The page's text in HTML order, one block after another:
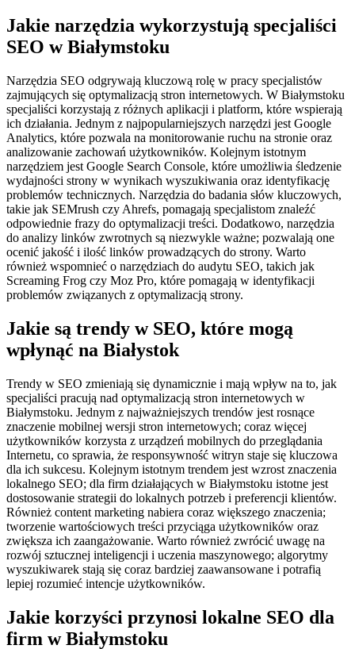
Jakie narzędzia wykorzystują specjaliści
SEO w Białymstoku
Narzędzia SEO odgrywają kluczową rolę w pracy specjalistów
zajmujących się optymalizacją stron internetowych. W Białymstoku
specjaliści korzystają z różnych aplikacji i platform, które wspierają
ich działania. Jednym z najpopularniejszych narzędzi jest Google
Analytics, które pozwala na monitorowanie ruchu na stronie oraz
analizowanie zachowań użytkowników. Kolejnym istotnym
narzędziem jest Google Search Console, które umożliwia śledzenie
wydajności strony w wynikach wyszukiwania oraz identyfikację
problemów technicznych. Narzędzia do badania słów kluczowych,
takie jak SEMrush czy Ahrefs, pomagają specjalistom znaleźć
odpowiednie frazy do optymalizacji treści. Dodatkowo, narzędzia
do analizy linków zwrotnych są niezwykle ważne; pozwalają one
ocenić jakość i ilość linków prowadzących do strony. Warto
również wspomnieć o narzędziach do audytu SEO, takich jak
Screaming Frog czy Moz Pro, które pomagają w identyfikacji
problemów związanych z optymalizacją strony.
Jakie są trendy w SEO, które mogą
wpłynąć na Białystok
Trendy w SEO zmieniają się dynamicznie i mają wpływ na to, jak
specjaliści pracują nad optymalizacją stron internetowych w
Białymstoku. Jednym z najważniejszych trendów jest rosnące
znaczenie mobilnej wersji stron internetowych; coraz więcej
użytkowników korzysta z urządzeń mobilnych do przeglądania
Internetu, co sprawia, że responsywność witryn staje się kluczowa
dla ich sukcesu. Kolejnym istotnym trendem jest wzrost znaczenia
lokalnego SEO; dla firm działających w Białymstoku istotne jest
dostosowanie strategii do lokalnych potrzeb i preferencji klientów.
Również content marketing nabiera coraz większego znaczenia;
tworzenie wartościowych treści przyciąga użytkowników oraz
zwiększa ich zaangażowanie. Warto również zwrócić uwagę na
rozwój sztucznej inteligencji i uczenia maszynowego; algorytmy
wyszukiwarek stają się coraz bardziej zaawansowane i potrafią
lepiej rozumieć intencje użytkowników.
Jakie korzyści przynosi lokalne SEO dla
firm w Białymstoku